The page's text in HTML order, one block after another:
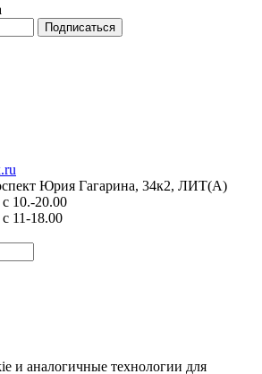
Юрия Гагарина, 34к2, ЛИТ(А)
10.-20.00
11-18.00
и аналогичные технологии для